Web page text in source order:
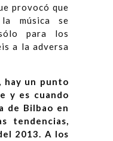
provocó que
música se
para los
a la adversa
hay un punto
y es cuando
de Bilbao en
tendencias,
2013. A los